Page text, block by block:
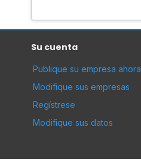
Su cuenta
Publique su empresa ahora
Modifique sus empresas
Regístrese
Modifique sus datos